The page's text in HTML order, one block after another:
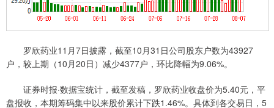
罗欣药业11月7日披露，截至10月31日公司股东户数为43927
户，较上期（10月20日）减少4377户，环比降幅为9.06%。
证券时报·数据宝统计，截至发稿，罗欣药业收盘价为5.40元，平
盘报收，本期筹码集中以来股价累计下跌1.46%。具体到各交易日，5